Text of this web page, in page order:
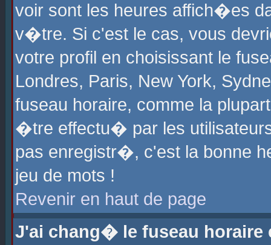
voir sont les heures affich�es
v�tre. Si c'est le cas, vous
votre profil en choisissant le
Londres, Paris, New York,
fuseau horaire, comme la
�tre effectu� par les
pas enregistr�, c'est la bonne
jeu de mots !
Revenir en haut de page
J'ai chang� le fuseau horaire